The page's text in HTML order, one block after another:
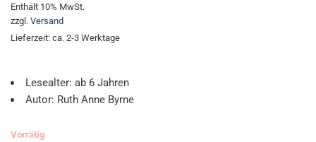
Enthält 10% MwSt.
zzgl. Versand
Lieferzeit: ca. 2-3 Werktage
Lesealter: ab 6 Jahren
Autor: Ruth Anne Byrne
Vorrätig